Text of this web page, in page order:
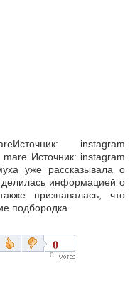
instagram
Источник: instagram
уже рассказывала о
делилась информацией о
признавалась, что
подбородка.
0
0